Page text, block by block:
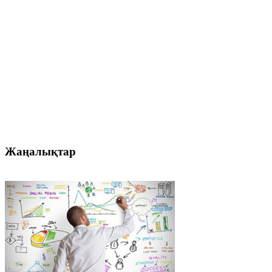
Жаңалықтар